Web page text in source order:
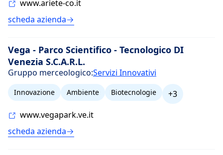
www.ariete-co.it
scheda azienda
Vega - Parco Scientifico - Tecnologico DI
Venezia S.C.A.R.L.
Gruppo merceologico:Servizi Innovativi
Innovazione Ambiente Biotecnologie
+3
www.vegapark.ve.it
scheda azienda